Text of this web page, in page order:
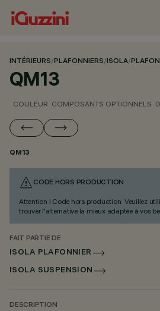
INTÉRIEURS/PLAFONNIERS/ISOLA/
QM13
COULEUR COMPOSANTS OPTIONNELS
QM13
CODE HORS PRODUCTION
Attention ! Code hors production. Veuillez
trouver l'alternative la mieux adaptée à vos
FAIT PARTIE DE
ISOLA PLAFONNIER
ISOLA SUSPENSION
DESCRIPTION